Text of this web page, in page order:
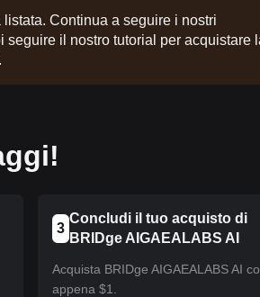
Continua a seguire i nostri
il nostro tutorial per acquistare
3
Concludi il tuo acquisto di
BRIDge AIGAEALABS AI
Acquista BRIDge AIGAEALABS AI
appena $1.